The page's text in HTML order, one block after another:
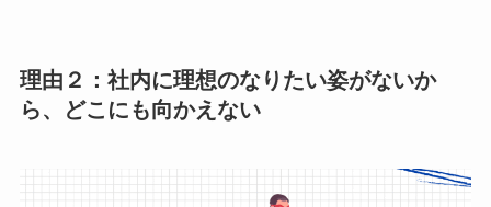
理由２：社内に理想のなりたい姿がないか
ら、どこにも向かえない